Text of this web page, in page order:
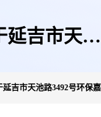
延吉市天池
吉市天池路3492号环保